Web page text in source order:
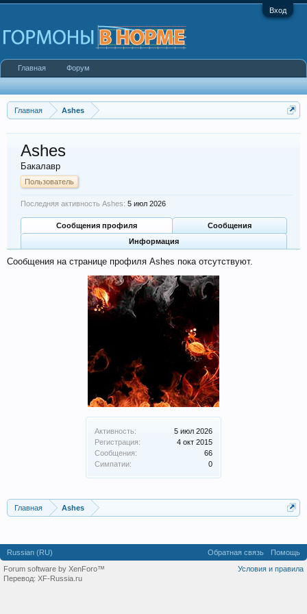
Вход
Главная Ashes
Активность:
5 июл 2026
Регистрация:
4 окт 2015
Сообщения:
66
Симпатии:
0
Ashes
Бакалавр
Пользователь
Последняя активность Ashes: 5 июл 2026
Сообщения профиля
Сообщения
Информация
Сообщения на странице профиля Ashes пока отсутствуют.
Главная Ashes
Главная Форум
Russian (RU) Обратная связь
Помощь
Условия и правила
Forum software by XenForo™
Перевод: XF-Russia.ru